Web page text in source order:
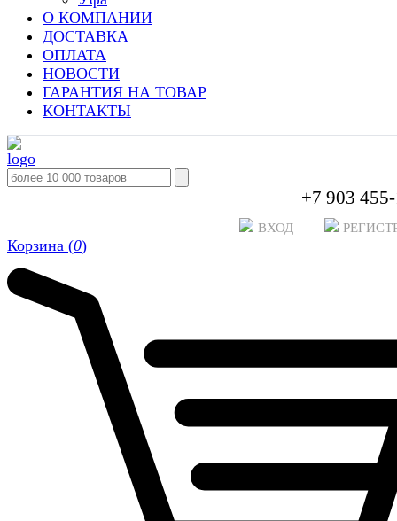
О КОМПАНИИ
ДОСТАВКА
ОПЛАТА
НОВОСТИ
ГАРАНТИЯ НА ТОВАР
КОНТАКТЫ
+7 903
ВХОД
Корзина (0)